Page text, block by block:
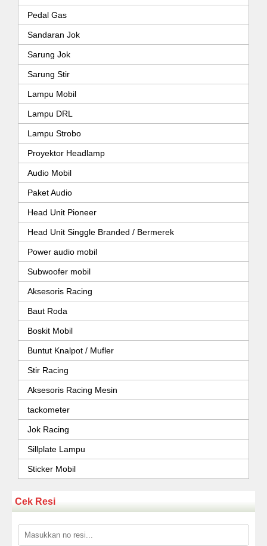
Pedal Gas
Sandaran Jok
Sarung Jok
Sarung Stir
Lampu Mobil
Lampu DRL
Lampu Strobo
Proyektor Headlamp
Audio Mobil
Paket Audio
Head Unit Pioneer
Head Unit Singgle Branded / Bermerek
Power audio mobil
Subwoofer mobil
Aksesoris Racing
Baut Roda
Boskit Mobil
Buntut Knalpot / Mufler
Stir Racing
Aksesoris Racing Mesin
tackometer
Jok Racing
Sillplate Lampu
Sticker Mobil
Cek Resi